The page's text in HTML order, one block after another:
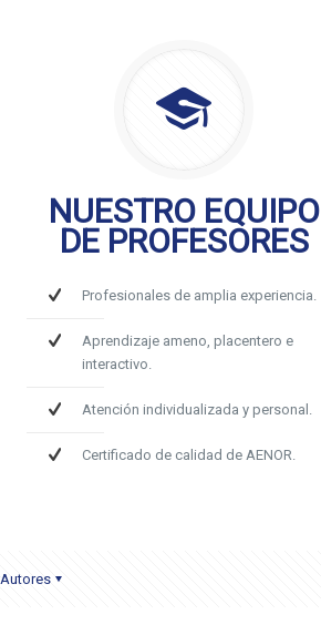
NUESTRO EQUIPO
DE PROFESORES
Profesionales de amplia experiencia.
Aprendizaje ameno, placentero e
interactivo.
Atención individualizada y personal.
Certificado de calidad de AENOR.
Autores